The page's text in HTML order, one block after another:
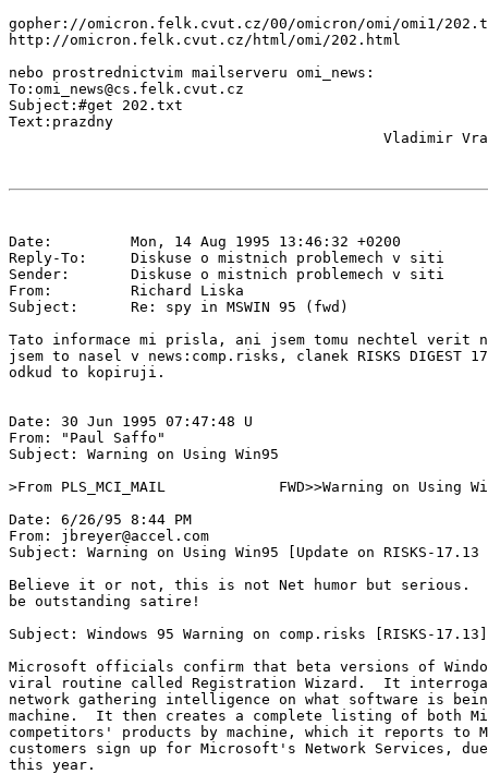
gopher://omicron.felk.cvut.cz/00/omicron/omi/omi1/
http://omicron.felk.cvut.cz/html/omi/202.html
nebo prostrednictvim mailserveru omi_news:
To:omi_news@cs.felk.cvut.cz
Subject:#get 202.txt
Text:prazdny
Date:         Mon, 14 Aug 1995 13:46:32 +0200
Reply-To:     Diskuse o mistnich problemech v siti
Sender:       Diskuse o mistnich problemech v siti
From:         Richard Liska
Subject:      Re: spy in MSWIN 95 (fwd)
Tato informace mi prisla, ani jsem tomu nechtel verit
jsem to nasel v news:comp.risks, clanek RISKS DIGEST
odkud to kopiruji.
Date: 30 Jun 1995 07:47:48 U
From: "Paul Saffo"
Subject: Warning on Using Win95
>From PLS_MCI_MAIL             FWD>>Warning on Using
Date: 6/26/95 8:44 PM
From: jbreyer@accel.com
Subject: Warning on Using Win95 [Update on RISKS-
Believe it or not, this is not Net humor but serious.
be outstanding satire!
Subject: Windows 95 Warning on comp.risks [RISKS-
Microsoft officials confirm that beta versions of
viral routine called Registration Wizard.  It
network gathering intelligence on what software is
machine.  It then creates a complete listing of both
competitors' products by machine, which it reports to
customers sign up for Microsoft's Network Services,
this year.